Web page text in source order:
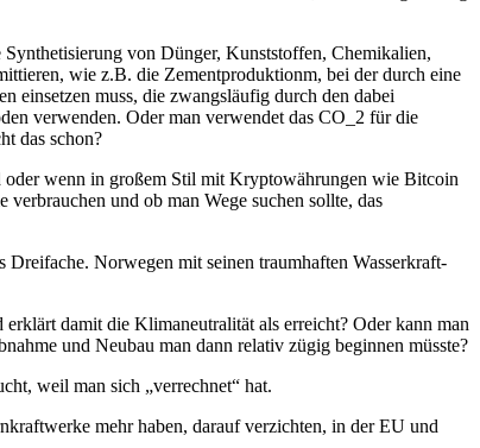
von Dünger, Kunststoffen, Chemikalien,
wie z.B. die Zementproduktionm, bei der durch eine
einsetzen muss, die zwangsläufig durch den dabei
verwenden. Oder man verwendet das CO_2 für die
das schon?
oder wenn in großem Stil mit Kryptowährungen wie Bitcoin
und ob man Wege suchen sollte, das
Norwegen mit seinen traumhaften Wasserkraft-
damit die Klimaneutralität als erreicht? Oder kann man
und Neubau man dann relativ zügig beginnen müsste?
weil man sich „verrechnet“ hat.
mehr haben, darauf verzichten, in der EU und